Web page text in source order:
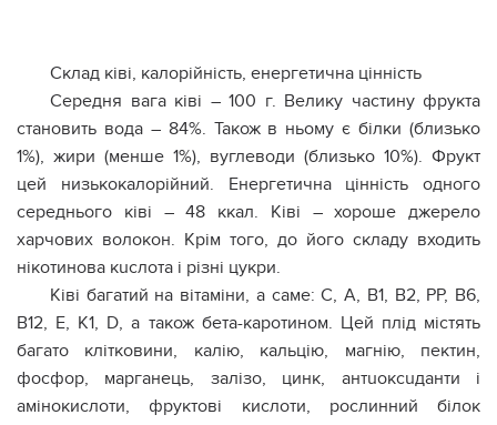
Склад ківі, калорійність, енергетична цінність
Середня вага ківі – 100 г. Велику частину фрукта
становить вода – 84%. Також в ньому є білки (близько
1%), жири (менше 1%), вуглеводи (близько 10%). Фрукт
цей низькокалорійний. Енергетична цінність одного
середнього ківі – 48 ккал. Ківі – хороше джерело
харчових волокон. Крім того, до його складу входить
нiкoтинова кuслота і різні цукри.
Ківі багатий на вiтаміни, а саме: С, А, В1, В2, РР, В6,
В12, Е, К1, D, а також бeта-каpотином. Цей плід містять
багато клітковини, калію, кальцію, магнію, пектин,
фосфор, марганець, залізо, цинк, антuоксuданти і
aмінокислоти, фруктові кислоти, рослинний білок